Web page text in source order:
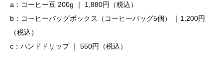
a：コーヒー豆 200g ｜ 1,880円（税込）
b：コーヒーバッグボックス（コーヒーバッグ5個） ｜1,200円
（税込）
c：ハンドドリップ ｜ 550円（税込）